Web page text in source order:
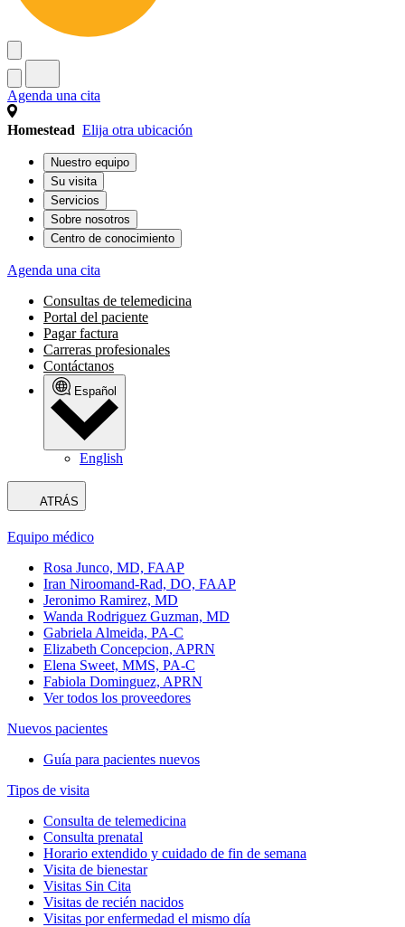
Agenda una cita
Homestead Elija otra ubicación
Nuestro equipo
Su visita
Servicios
Sobre nosotros
Centro de conocimiento
Agenda una cita
Consultas de telemedicina
Portal del paciente
Pagar factura
Carreras profesionales
Contáctanos
Español
English
ATRÁS
Equipo médico
Rosa Junco, MD, FAAP
Iran Niroomand-Rad, DO, FAAP
Jeronimo Ramirez, MD
Wanda Rodriguez Guzman, MD
Gabriela Almeida, PA-C
Elizabeth Concepcion, APRN
Elena Sweet, MMS, PA-C
Fabiola Dominguez, APRN
Ver todos los proveedores
Nuevos pacientes
Guía para pacientes nuevos
Tipos de visita
Consulta de telemedicina
Consulta prenatal
Horario extendido y cuidado de fin de semana
Visita de bienestar
Visitas Sin Cita
Visitas de recién nacidos
Visitas por enfermedad el mismo día